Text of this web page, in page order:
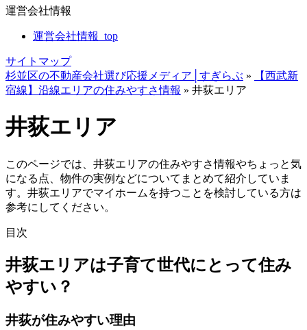
運営会社情報
運営会社情報_top
サイトマップ
杉並区の不動産会社選び応援メディア│すぎらぶ »
【西武新
宿線】沿線エリアの住みやすさ情報 » 井荻エリア
井荻エリア
このページでは、井荻エリアの住みやすさ情報やちょっと気
になる点、物件の実例などについてまとめて紹介していま
す。井荻エリアでマイホームを持つことを検討している方は
参考にしてください。
目次
井荻エリアは子育て世代にとって住み
やすい？
井荻が住みやすい理由